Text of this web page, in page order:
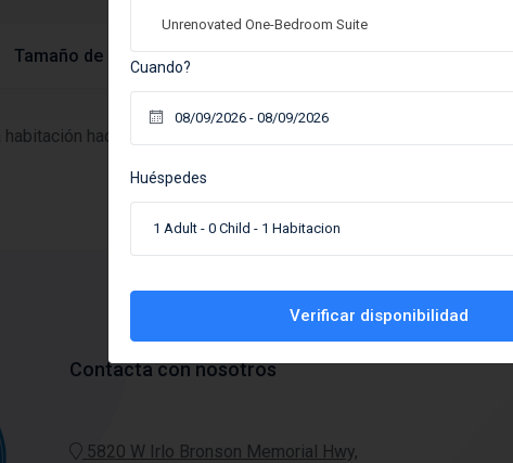
Tamaño de la habitación: Nombre:
haciendo clic en "Modificar filtros".
Contacta con nosotros
5820 W Irlo Bronson Memorial Hwy,
Unrenovated One-Bedroom Suite
Cuando?
Huéspedes
1 Adult - 0 Child - 1 Habitacion
Verificar disponibilidad